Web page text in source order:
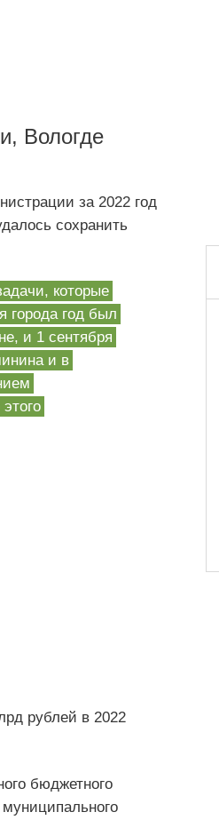
Вологде
за 2022 год
сохранить
которые
города год был
и 1 сентября
и в
рублей в 2022
бюджетного